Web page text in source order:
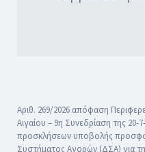
Αριθ. 269/2026 απόφαση
Αιγαίου – 9η Συνεδρίαση της
προσκλήσεων υποβολής
Συστήματος Αγορών (ΔΣΑ) για